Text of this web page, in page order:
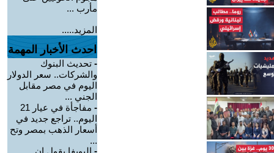
مأرب ...
المزيد.....
احدث الأخبار المهمة
- تحديث البنوك
والشركات.. سعر الدولار
اليوم في مصر مقابل
الجني ...
-
مفاجأة في عيار 21
اليوم.. تراجع جديد في
أسعار الذهب بمصر وتح
...
- اليويفا يقول إن